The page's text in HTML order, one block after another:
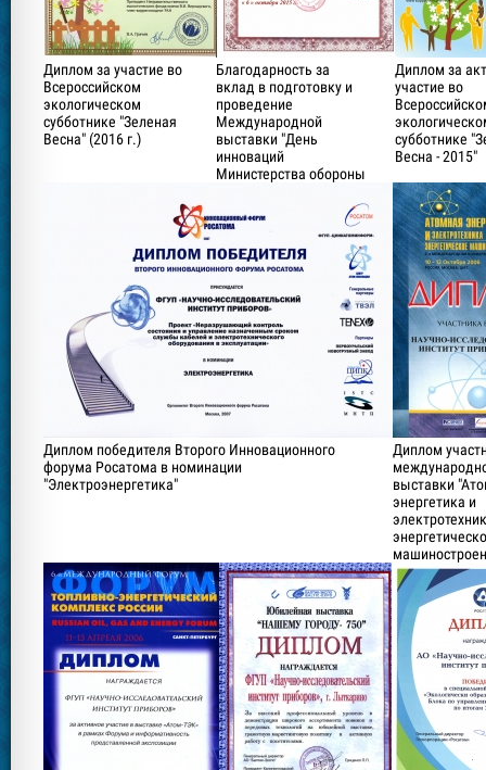
Диплом за участие во
Всероссийском
экологическом
субботнике "Зеленая
Весна" (2016 г.)
Благодарность за
вклад в подготовку и
проведение
Международной
выставки "День
инноваций
Министерства обороны
Диплом за
участие во
субботнике
Весна - 2015"
Диплом победителя Второго Инновационного
форума Росатома в номинации
"Электроэнергетика"
Диплом
выставки
энергетика и